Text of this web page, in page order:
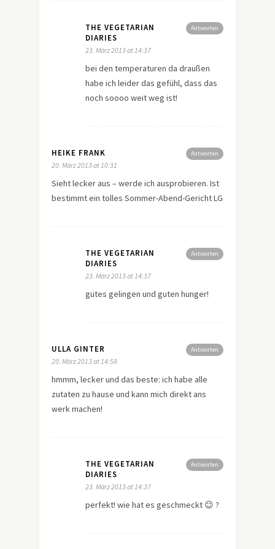
Antworten
THE VEGETARIAN
DIARIES
23. März 2013 at 14:37
bei den temperaturen da draußen
habe ich leider das gefühl, dass das
noch soooo weit weg ist!
Antworten
HEIKE FRANK
20. März 2013 at 10:31
Sieht lecker aus – werde ich ausprobieren. Ist
bestimmt ein tolles Sommer-Abend-Gericht LG
Antworten
THE VEGETARIAN
DIARIES
23. März 2013 at 14:37
gutes gelingen und guten hunger!
Antworten
ULLA GINTER
20. März 2013 at 14:58
hmmm, lecker und das beste: ich habe alle
zutaten zu hause und kann mich direkt ans
werk machen!
Antworten
THE VEGETARIAN
DIARIES
23. März 2013 at 14:37
perfekt! wie hat es geschmeckt 😉 ?